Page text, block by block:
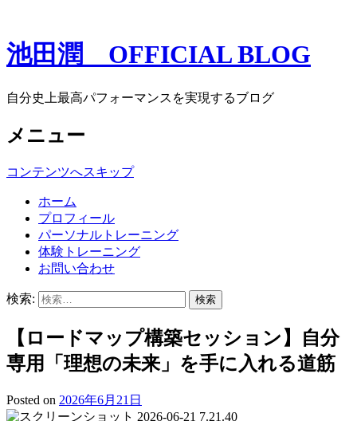
池田潤 OFFICIAL BLOG
自分史上最高パフォーマンスを実現するブログ
メニュー
コンテンツへスキップ
ホーム
プロフィール
パーソナルトレーニング
体験トレーニング
お問い合わせ
検索:
【ロードマップ構築セッション】自分
専用「理想の未来」を手に入れる道筋
Posted on 2026年6月21日